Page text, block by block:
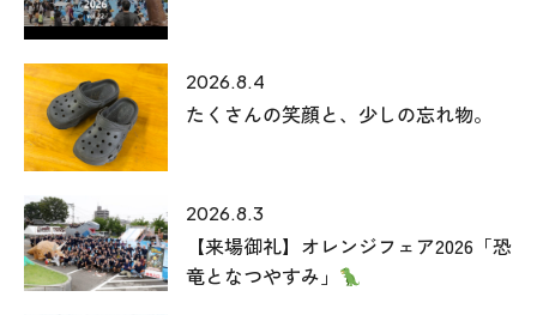
〒941-0062 新潟県糸魚川市中央2-4-2
025-552-0456 (本社)
0120-470-456 (フリーダイヤル)
2026.8.4
たくさんの笑顔と、少しの忘れ物。
2026.8.3
【来場御礼】オレンジフェア2026「恐
竜となつやすみ」